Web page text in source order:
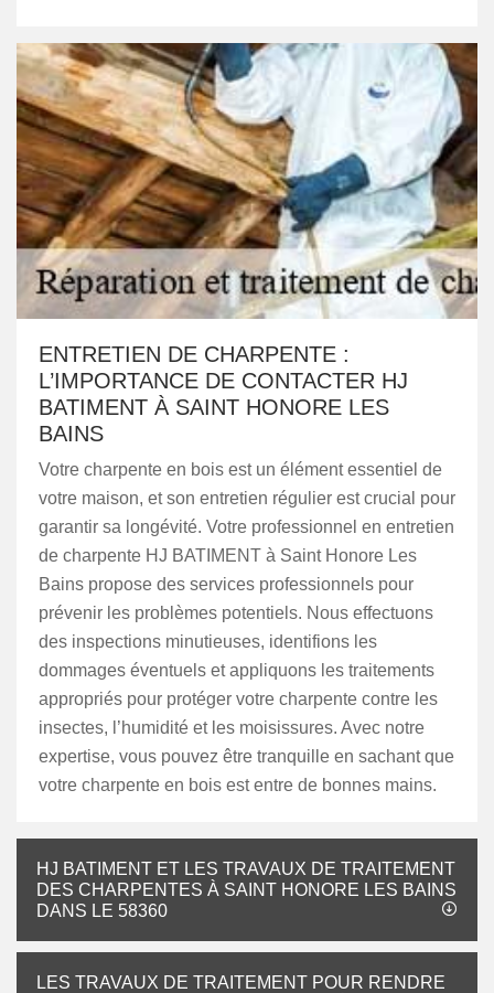
ENTRETIEN DE CHARPENTE :
L’IMPORTANCE DE CONTACTER HJ
BATIMENT À SAINT HONORE LES
BAINS
Votre charpente en bois est un élément essentiel de
votre maison, et son entretien régulier est crucial pour
garantir sa longévité. Votre professionnel en entretien
de charpente HJ BATIMENT à Saint Honore Les
Bains propose des services professionnels pour
prévenir les problèmes potentiels. Nous effectuons
des inspections minutieuses, identifions les
dommages éventuels et appliquons les traitements
appropriés pour protéger votre charpente contre les
insectes, l’humidité et les moisissures. Avec notre
expertise, vous pouvez être tranquille en sachant que
votre charpente en bois est entre de bonnes mains.
HJ BATIMENT ET LES TRAVAUX DE TRAITEMENT
DES CHARPENTES À SAINT HONORE LES BAINS
DANS LE 58360
LES TRAVAUX DE TRAITEMENT POUR RENDRE